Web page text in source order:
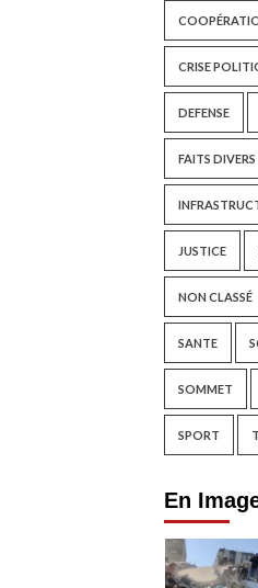
CRISE
DEFENSE
FAITS DIVERS
JUSTICE
NON CLASSÉ
SANTE
SOMMET
SPORT
En